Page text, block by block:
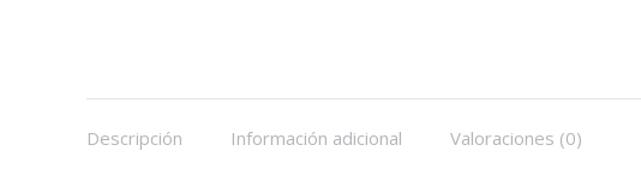
Descripción Información adicional Valoraciones (0)